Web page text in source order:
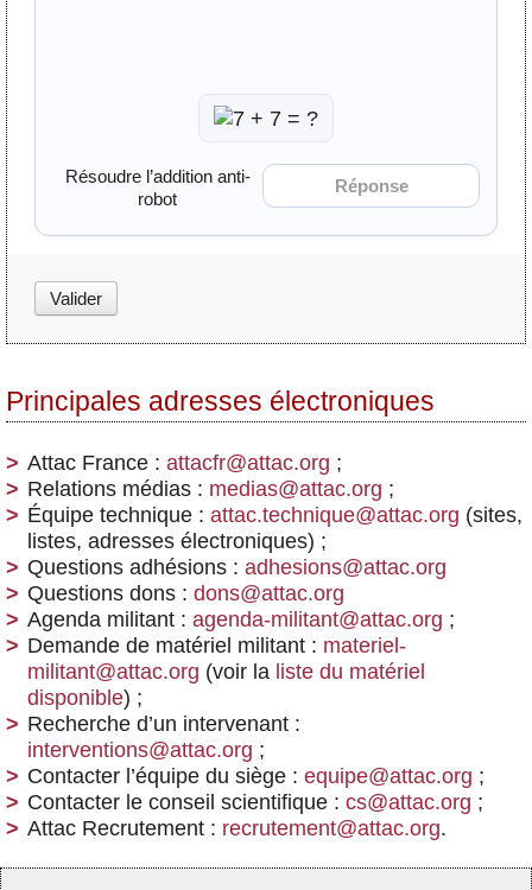
Résoudre l’addition anti-
robot
Valider
Principales adresses électroniques
Attac France : attacfr@attac.org ;
Relations médias : medias@attac.org ;
Équipe technique : attac.technique@attac.org (sites,
listes, adresses électroniques) ;
Questions adhésions : adhesions@attac.org
Questions dons : dons@attac.org
Agenda militant : agenda-militant@attac.org ;
Demande de matériel militant : materiel-
militant@attac.org (voir la liste du matériel
disponible) ;
Recherche d’un intervenant :
interventions@attac.org ;
Contacter l’équipe du siège : equipe@attac.org ;
Contacter le conseil scientifique : cs@attac.org ;
Attac Recrutement : recrutement@attac.org.